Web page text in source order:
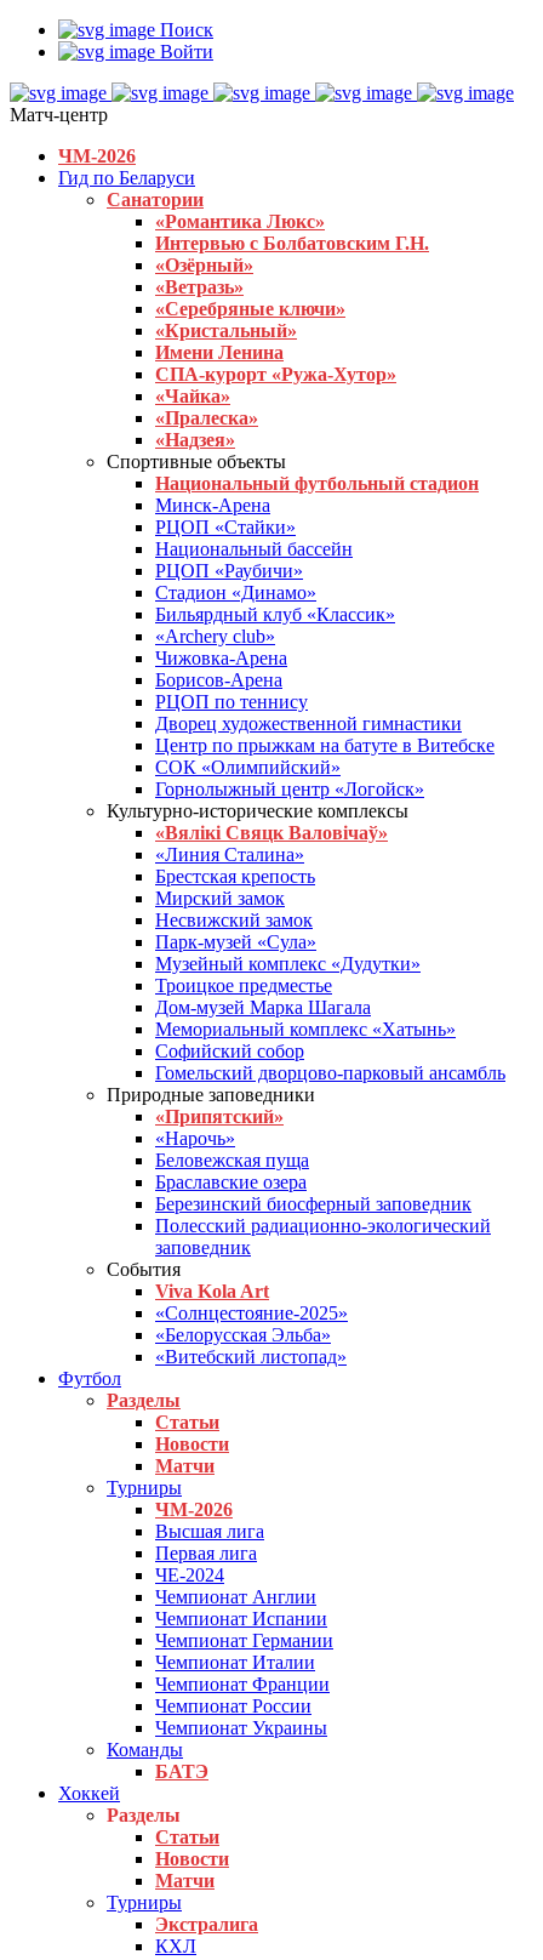
Поиск
Войти
Матч-центр
ЧМ-2026
Гид по Беларуси
Санатории
«Романтика Люкс»
Интервью с Болбатовским Г.Н.
«Озёрный»
«Ветразь»
«Серебряные ключи»
«Кристальный»
Имени Ленина
СПА-курорт «Ружа-Хутор»
«Чайка»
«Пралеска»
«Надзея»
Спортивные объекты
Национальный футбольный стадион
Минск-Арена
РЦОП «Стайки»
Национальный бассейн
РЦОП «Раубичи»
Стадион «Динамо»
Бильярдный клуб «Классик»
«Archery club»
Чижовка-Арена
Борисов-Арена
РЦОП по теннису
Дворец художественной гимнастики
Центр по прыжкам на батуте в Витебске
СОК «Олимпийский»
Горнолыжный центр «Логойск»
Культурно-исторические комплексы
«Вялікі Свяцк Валовічаў»
«Линия Сталина»
Брестская крепость
Мирский замок
Несвижский замок
Парк-музей «Сула»
Музейный комплекс «Дудутки»
Троицкое предместье
Дом-музей Марка Шагала
Мемориальный комплекс «Хатынь»
Софийский собор
Гомельский дворцово-парковый ансамбль
Природные заповедники
«Припятский»
«Нарочь»
Беловежская пуща
Браславские озера
Березинский биосферный заповедник
Полесский радиационно-экологический
заповедник
События
Viva Kola Art
«Солнцестояние-2025»
«Белорусская Эльба»
«Витебский листопад»
Футбол
Разделы
Статьи
Новости
Матчи
Турниры
ЧМ-2026
Высшая лига
Первая лига
ЧЕ-2024
Чемпионат Англии
Чемпионат Испании
Чемпионат Германии
Чемпионат Италии
Чемпионат Франции
Чемпионат России
Чемпионат Украины
Команды
БАТЭ
Хоккей
Разделы
Статьи
Новости
Матчи
Турниры
Экстралига
КХЛ